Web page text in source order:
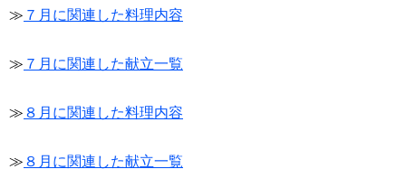
≫ ７月に関連した料理内容
≫ ７月に関連した献立一覧
≫ ８月に関連した料理内容
≫ ８月に関連した献立一覧